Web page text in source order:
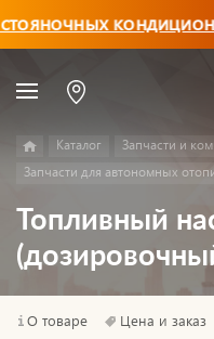
Каталог
Запчасти и
Запчасти для автономных
Топливный
О товаре Цена и заказ